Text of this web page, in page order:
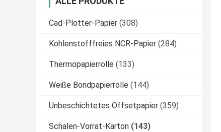
Cad-Plotter-Papier (308)
Kohlenstofffreies NCR-Papier (284)
Thermopapierrolle (133)
Weiße Bondpapierrolle (144)
Unbeschichtetes Offsetpapier (359)
Schalen-Vorrat-Karton (143)